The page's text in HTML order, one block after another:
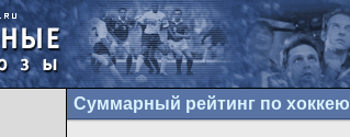
Суммарный рейтинг по хоккею